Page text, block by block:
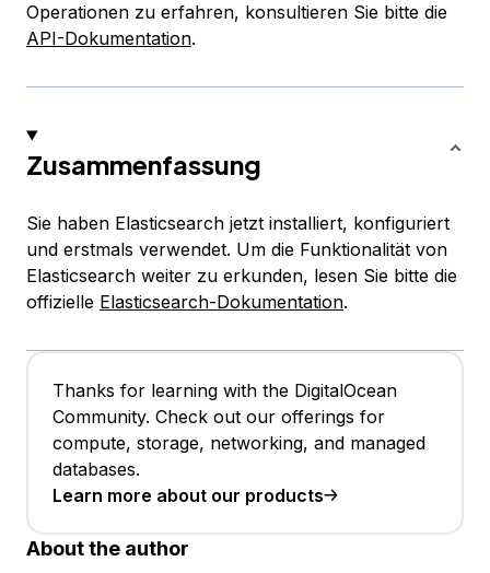
Operationen zu erfahren, konsultieren Sie bitte die
API-Dokumentation.
Zusammenfassung
Sie haben Elasticsearch jetzt installiert, konfiguriert
und erstmals verwendet. Um die Funktionalität von
Elasticsearch weiter zu erkunden, lesen Sie bitte die
offizielle Elasticsearch-Dokumentation.
Thanks for learning with the DigitalOcean
Community. Check out our offerings for
compute, storage, networking, and managed
databases.
Learn more about our products
About the author